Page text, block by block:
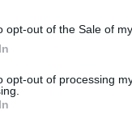
opt-out of the Sale of
opt-out of processing
fa bene
conta quindi 59
rappresentate.
sportive
del